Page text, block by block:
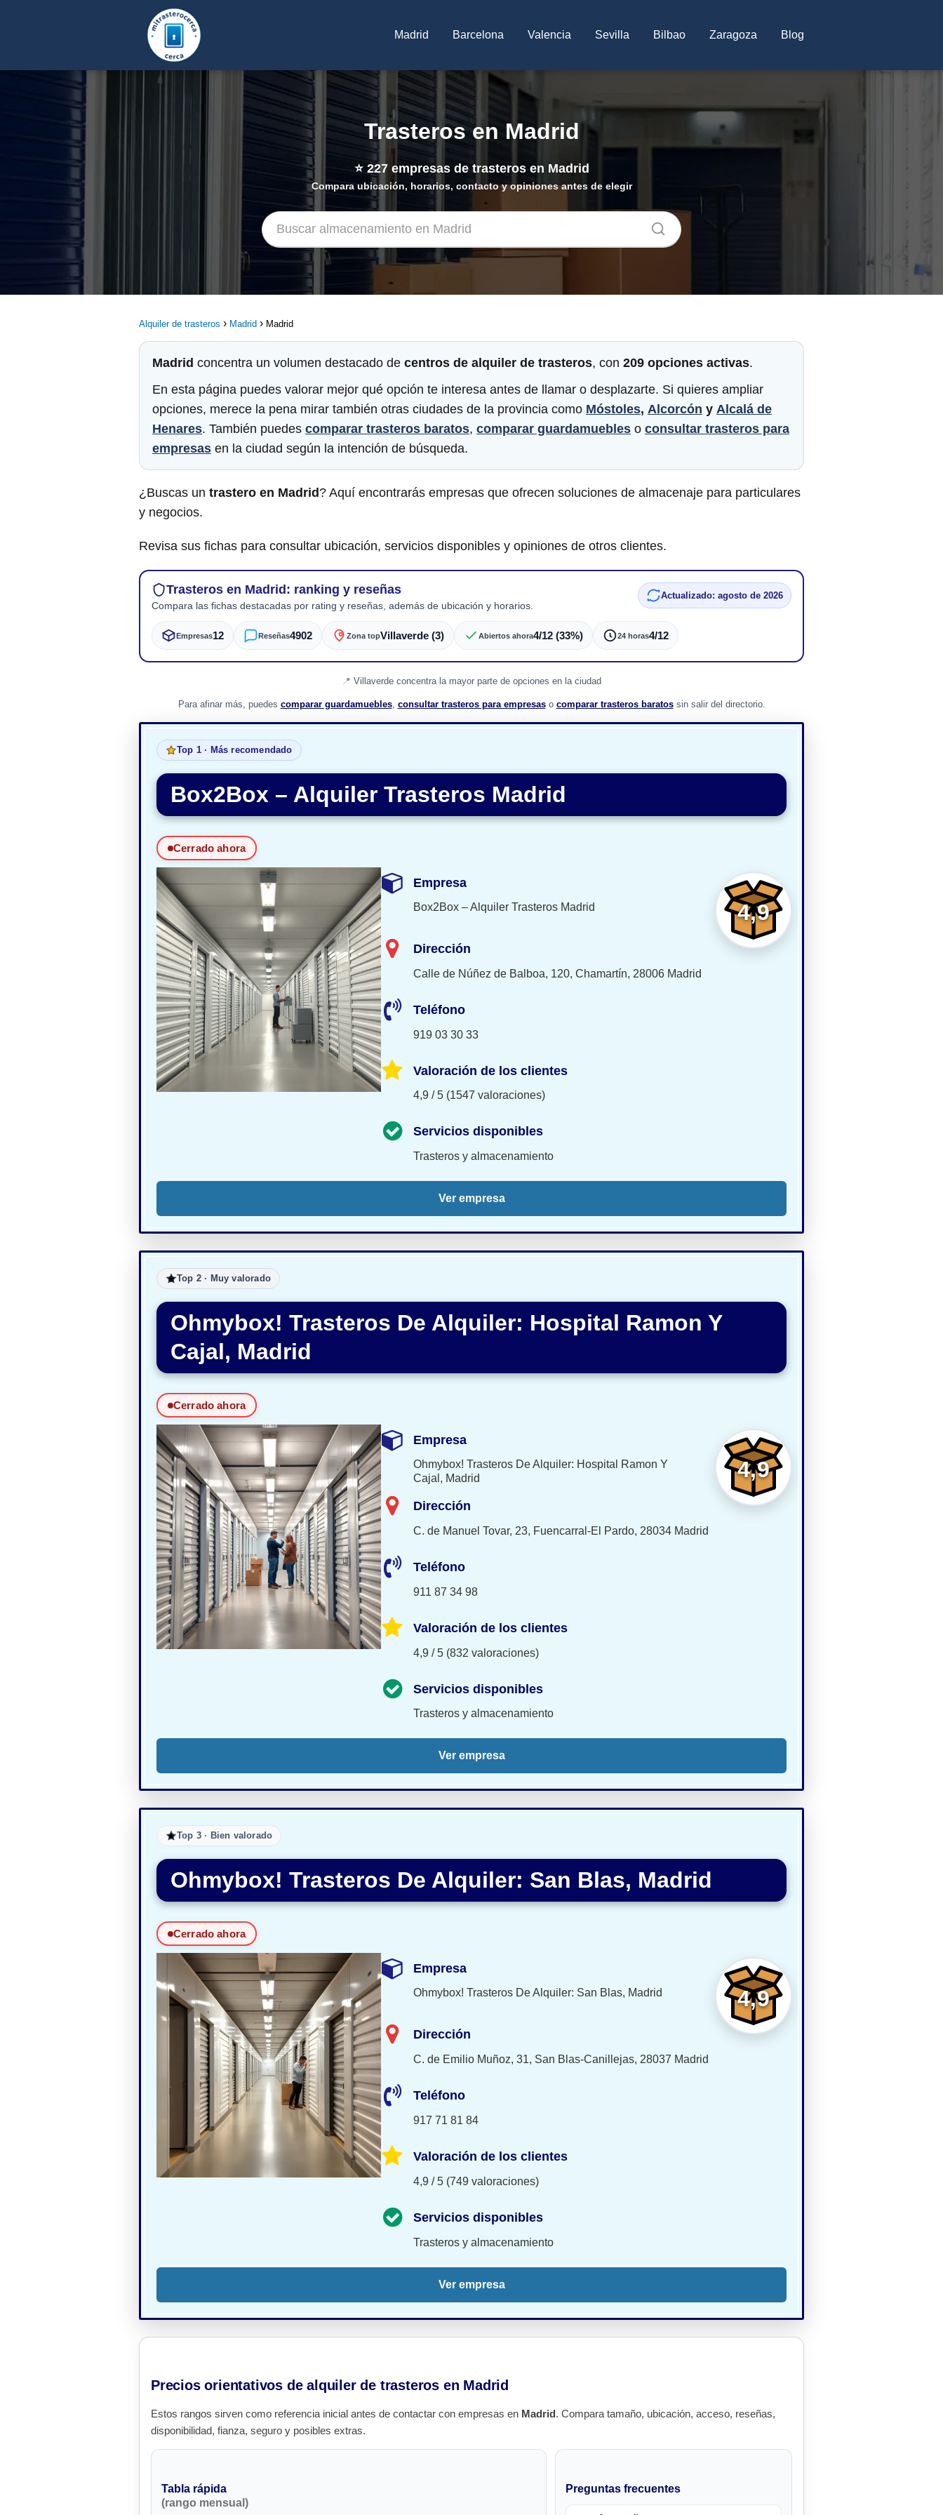
Madrid Barcelona Valencia Sevilla Bilbao Zaragoza Blog
Trasteros en Madrid
⭐ 227empresas de trasteros en Madrid
Compara ubicación, horarios, contacto y opiniones antes de elegir
Alquiler de trasteros Madrid Madrid
Madrid concentra un volumen destacado de centros de alquiler de trasteros, con 209 opciones activas.
En esta página puedes valorar mejor qué opción te interesa antes de llamar o desplazarte. Si quieres ampliar
opciones, merece la pena mirar también otras ciudades de la provincia como Móstoles, Alcorcón y Alcalá de
Henares. También puedes comparar trasteros baratos, comparar guardamuebles o consultar trasteros para
empresas en la ciudad según la intención de búsqueda.
¿Buscas un trastero en Madrid? Aquí encontrarás empresas que ofrecen soluciones de almacenaje para particulares
y negocios.
Revisa sus fichas para consultar ubicación, servicios disponibles y opiniones de otros clientes.
Trasteros en Madrid: ranking y reseñas
Compara las fichas destacadas por rating y reseñas, además de ubicación y horarios.
Actualizado: agosto de 2026
Empresas12 Reseñas4902 Zona topVillaverde (3) Abiertos ahora4/12 (33%) 24 horas4/12
Villaverde concentra la mayor parte de opciones en la ciudad
Para afinar más, puedes comparar guardamuebles, consultar trasteros para empresaso comparar trasteros baratossin salir del directorio.
Top 1 · Más recomendado
Box2Box – Alquiler Trasteros Madrid
Cerrado ahora
4,9
Empresa
Box2Box – Alquiler Trasteros Madrid
Dirección
Calle de Núñez de Balboa, 120, Chamartín, 28006 Madrid
Teléfono
919 03 30 33
Valoración de los clientes
4,9 / 5 (1547 valoraciones)
Servicios disponibles
Trasteros y almacenamiento
Ver empresa
Top 2 · Muy valorado
Ohmybox! Trasteros De Alquiler: Hospital Ramon Y
Cajal, Madrid
Cerrado ahora
4,9
Empresa
Ohmybox! Trasteros De Alquiler: Hospital Ramon Y
Cajal, Madrid
Dirección
C. de Manuel Tovar, 23, Fuencarral-El Pardo, 28034 Madrid
Teléfono
911 87 34 98
Valoración de los clientes
4,9 / 5 (832 valoraciones)
Servicios disponibles
Trasteros y almacenamiento
Ver empresa
Top 3 · Bien valorado
Ohmybox! Trasteros De Alquiler: San Blas, Madrid
Cerrado ahora
4,9
Empresa
Ohmybox! Trasteros De Alquiler: San Blas, Madrid
Dirección
C. de Emilio Muñoz, 31, San Blas-Canillejas, 28037 Madrid
Teléfono
917 71 81 84
Valoración de los clientes
4,9 / 5 (749 valoraciones)
Servicios disponibles
Trasteros y almacenamiento
Ver empresa
Precios orientativos de alquiler de trasteros en Madrid
Estos rangos sirven como referencia inicial antes de contactar con empresas en Madrid. Compara tamaño, ubicación, acceso, reseñas,
disponibilidad, fianza, seguro y posibles extras.
Tabla rápida
(rango mensual)
Preguntas frecuentes